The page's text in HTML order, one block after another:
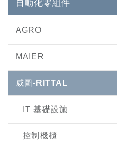
自動化零組件
AGRO
MAIER
威圖-RITTAL
IT 基礎設施
控制機櫃